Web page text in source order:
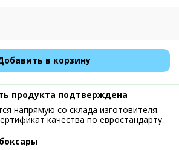
в корзину
продукта подтверждена
напрямую со склада изготовителя.
качества по евростандарту.